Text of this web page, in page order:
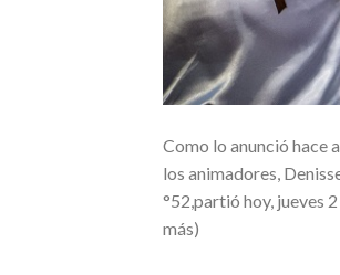
Como lo anunció hace
los animadores,
°52,partió hoy, jueves
más)